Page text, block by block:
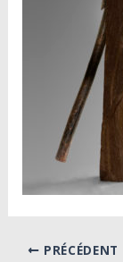
PRÉCÉDENT